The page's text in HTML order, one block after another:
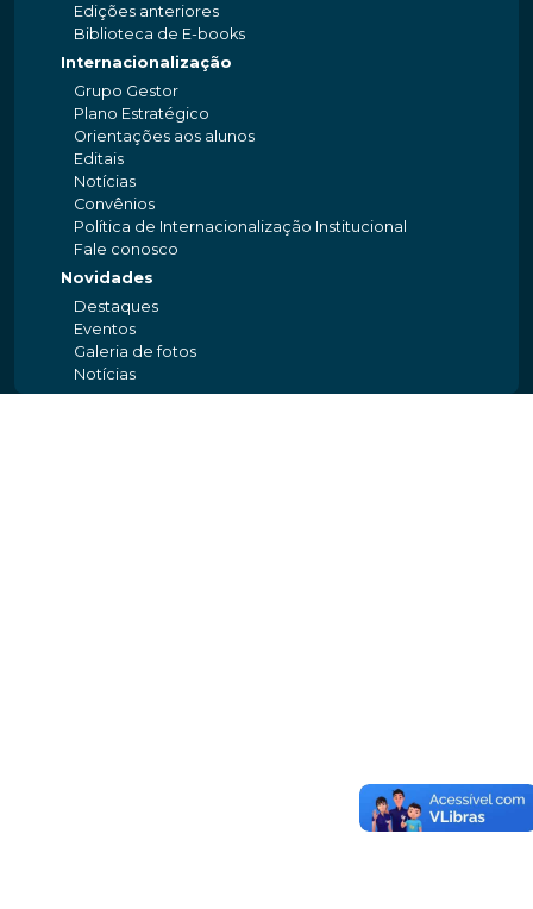
Edições anteriores
Biblioteca de E-books
Internacionalização
Grupo Gestor
Plano Estratégico
Orientações aos alunos
Editais
Notícias
Convênios
Política de Internacionalização Institucional
Fale conosco
Novidades
Destaques
Eventos
Galeria de fotos
Notícias